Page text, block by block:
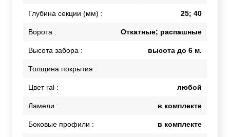
Глубина секции (мм) : 25; 40
Ворота : Откатные; распашные
Высота забора : высота до 6 м.
Толщина покрытия :
Цвет ral : любой
Ламели : в комплекте
Боковые профили : в комплекте